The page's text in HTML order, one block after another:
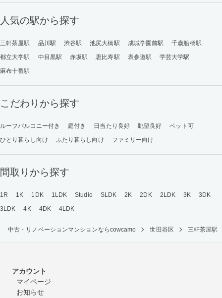
人気の駅から探す
三軒茶屋駅 品川駅 渋谷駅 池尻大橋駅 成城学園前駅
千歳船橋駅
都立大学駅
中目黒駅 赤坂駅 恵比寿駅 表参道駅
学芸大学駅
麻布十番駅
こだわりから探す
ルーフバルコニー付き 庭付き 日当たり良好 眺望良好
ペット可
ひとり暮らし向け
ふたり暮らし向け ファミリー向け
間取りから探す
1R 1K 1DK 1LDK Studio SLDK 2K 2DK 2LDK 3K
3DK
3LDK
4K 4DK 4LDK
中古・リノベーションマンションならcowcamo 世田谷区 三軒茶屋駅
アカウント
マイページ
お知らせ